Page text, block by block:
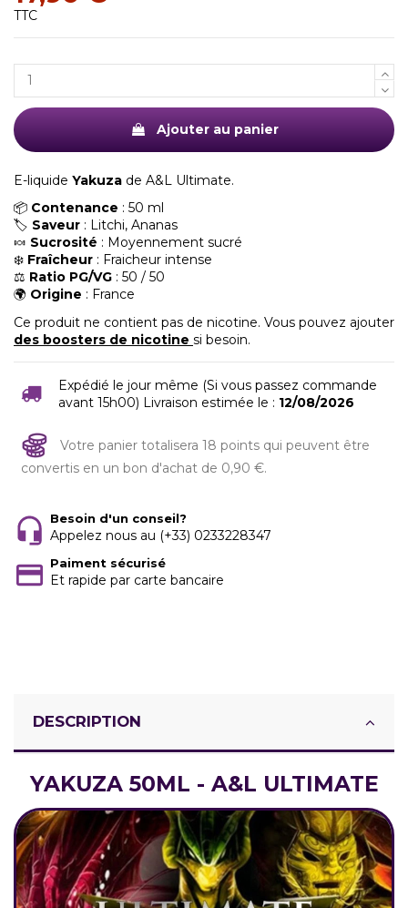
TTC
Ajouter au panier
E-liquide Yakuza de A&L Ultimate.
📦 Contenance : 50 ml
🏷️ Saveur : Litchi, Ananas
🍬 Sucrosité : Moyennement sucré
❄️ Fraîcheur : Fraicheur intense
⚖️ Ratio PG/VG : 50 / 50
🌍 Origine : France
Ce produit ne contient pas de nicotine. Vous pouvez ajouter
des boosters de nicotine si besoin.
Expédié le jour même (Si vous passez commande
avant 15h00) Livraison estimée le : 12/08/2026
Votre panier totalisera 18 points qui peuvent être
convertis en un bon d'achat de 0,90 €.
Besoin d'un conseil?
Appelez nous au (+33) 0233228347
Paiment sécurisé
Et rapide par carte bancaire
DESCRIPTION
YAKUZA 50ML - A&L ULTIMATE